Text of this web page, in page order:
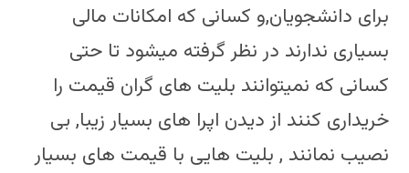
برای دانشجویان,و کسانی که امکانات مالی
بسیاری ندارند در نظر گرفته میشود تا حتی
کسانی که نمیتوانند بلیت های گران قیمت را
خریداری کنند از دیدن اپرا های بسیار زیبا, بی
نصیب نمانند , بلیت هایی با قیمت های بسیار